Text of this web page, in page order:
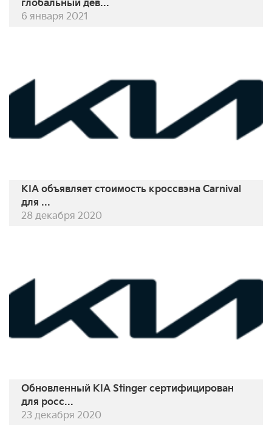
глобальный дев...
6 января 2021
KIA объявляет стоимость кроссвэна Carnival
для ...
28 декабря 2020
Обновленный KIA Stinger сертифицирован
для росс...
23 декабря 2020